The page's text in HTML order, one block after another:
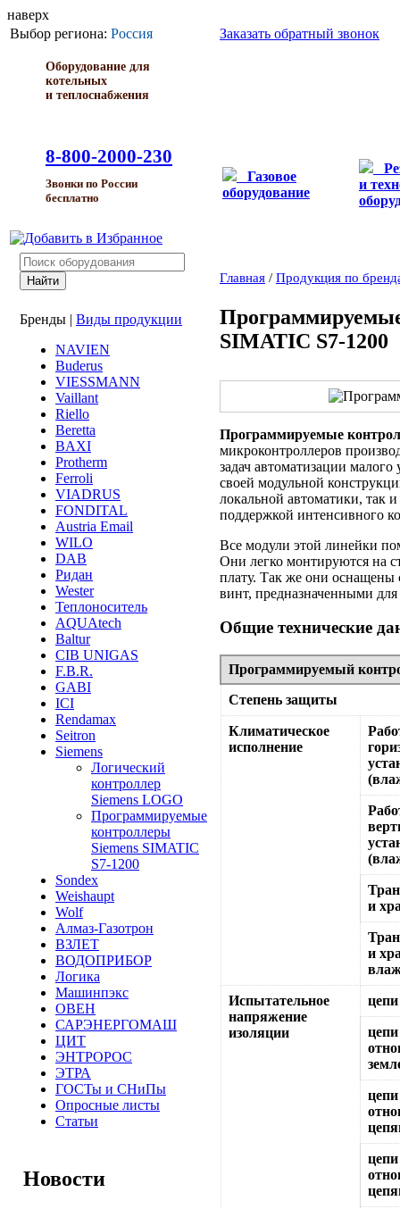
наверх
Выбор региона: Россия
Оборудование для
котельных
и теплоснабжения
8-800-2000-230
Звонки по России
бесплатно
Заказать обратный звонок
Газовое
оборудование
и
Бренды | Виды продукции
NAVIEN
Buderus
VIESSMANN
Vaillant
Riello
Beretta
BAXI
Protherm
Ferroli
VIADRUS
FONDITAL
Austria Email
WILO
DAB
Ридан
Wester
Теплоноситель
AQUAtech
Baltur
CIB UNIGAS
F.B.R.
GABI
ICI
Rendamax
Seitron
Siemens
Логический
контроллер
Siemens LOGO
Программируемые
контроллеры
Siemens SIMATIC
S7-1200
Sondex
Weishaupt
Wolf
Алмаз-Газотрон
ВЗЛЕТ
ВОДОПРИБОР
Логика
Машинпэкс
ОВЕН
САРЭНЕРГОМАШ
ЦИТ
ЭНТРОРОС
ЭТРА
ГОСТы и СНиПы
Опросные листы
Статьи
Новости
Главная / Продукция по
SIMATIC S7-1200
Программируемые
микроконтроллеров
задач автоматизации
своей модульной
локальной автоматики, так
поддержкой интенсивного
Все модули этой линейки
Они легко монтируются на
плату. Так же они
винт, предназначенными
Общие технические
Программируемый
Степень защиты
Климатическое
исполнение
и
и
Испытательное
напряжение
изоляции
цепи